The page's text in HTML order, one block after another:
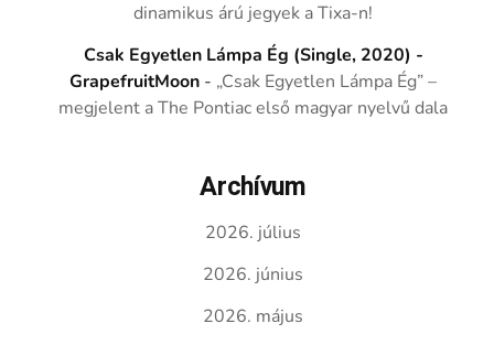
dinamikus árú jegyek a Tixa-n!
Csak Egyetlen Lámpa Ég (Single, 2020) -
GrapefruitMoon - „Csak Egyetlen Lámpa Ég” –
megjelent a The Pontiac első magyar nyelvű dala
Archívum
2026. július
2026. június
2026. május